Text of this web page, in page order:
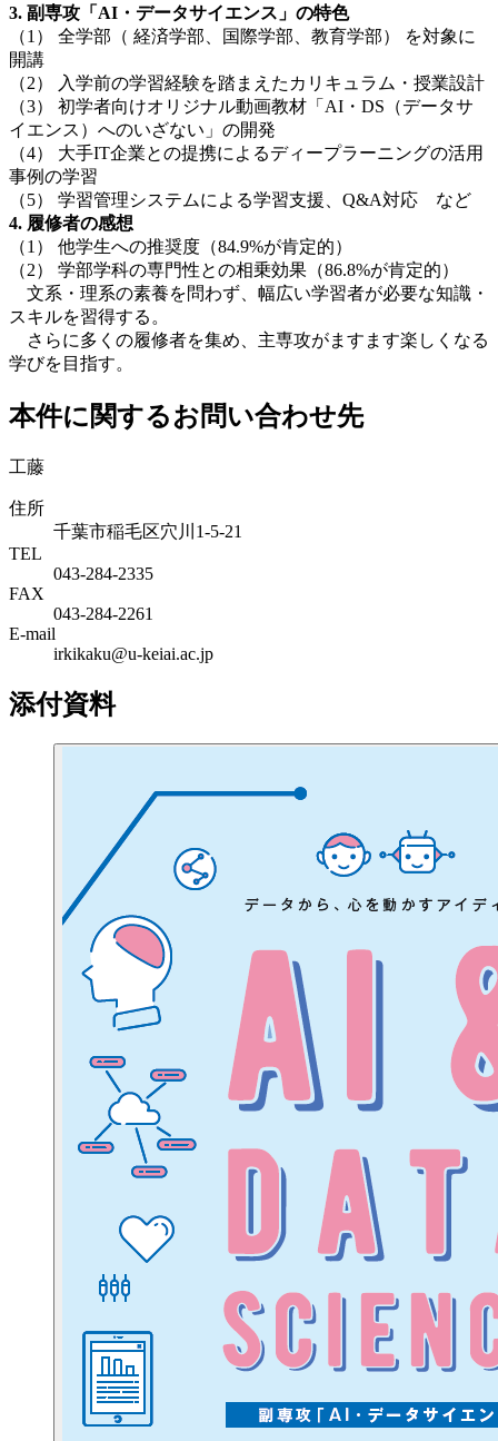
3. 副専攻「 AI ・データサイエンス」の特色
（1） 全学部（ 経済学部、国際学部、教育学部） を対象に
開講
（2） 入学前の学習経験を踏まえたカリキュラム・授業設計
（3） 初学者向けオリジナル動画教材「AI・DS（データサ
イエンス）へのいざない」の開発
（4） 大手IT企業との提携によるディープラーニングの活用
事例の学習
（5） 学習管理システムによる学習支援、Q&A対応 など
4. 履修者の感想
（1） 他学生への推奨度（84.9%が肯定的）
（2） 学部学科の専門性との相乗効果（86.8%が肯定的）
文系・理系の素養を問わず、幅広い学習者が必要な知識・
スキルを習得する。
さらに多くの履修者を集め、主専攻がますます楽しくなる
学びを目指す。
本件に関するお問い合わせ先
工藤
住所
千葉市稲毛区穴川1-5-21
TEL
043-284-2335
FAX
043-284-2261
E-mail
irkikaku@u-keiai.ac.jp
添付資料